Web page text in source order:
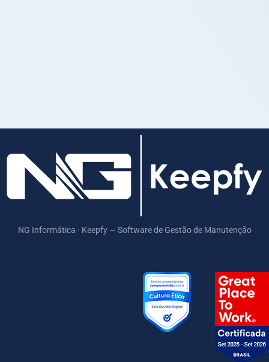
NG Informática · Keepfy — Software de Gestão de Manutenção